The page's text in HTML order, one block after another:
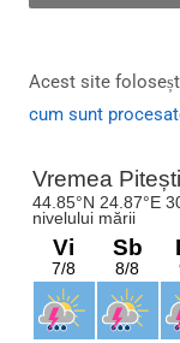
Acest site
cum sunt